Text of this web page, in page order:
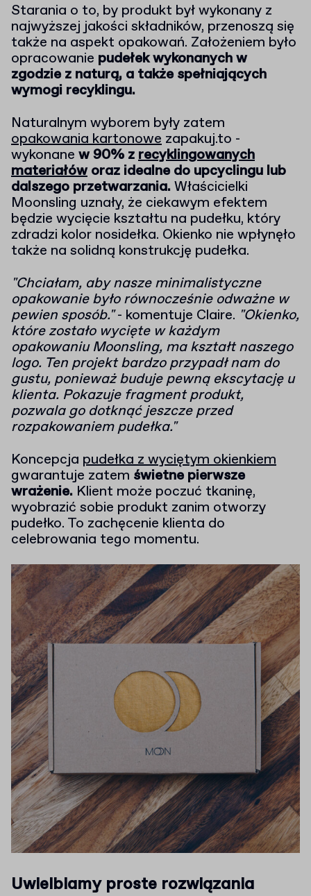
Starania o to, by produkt był wykonany z
najwyższej jakości składników, przenoszą się
także na aspekt opakowań. Założeniem było
opracowanie pudełek wykonanych w
zgodzie z naturą, a także spełniających
wymogi recyklingu.
Naturalnym wyborem były zatem
opakowania kartonowe zapakuj.to -
wykonane w 90% zrecyklingowanych
materiałóworaz idealne do upcyclingu lub
dalszego przetwarzania. Właścicielki
Moonsling uznały, że ciekawym efektem
będzie wycięcie kształtu na pudełku, który
zdradzi kolor nosidełka. Okienko nie wpłynęło
także na solidną konstrukcję pudełka.
"Chciałam, aby nasze minimalistyczne
opakowanie było równocześnie odważne w
pewien sposób."- komentuje Claire. "Okienko,
które zostało wycięte w każdym
opakowaniu Moonsling, ma kształt naszego
logo. Ten projekt bardzo przypadł nam do
gustu, ponieważ buduje pewną ekscytację u
klienta. Pokazuje fragment produkt,
pozwala go dotknąć jeszcze przed
rozpakowaniem pudełka."
Koncepcja pudełka z wyciętym okienkiem
gwarantuje zatem świetne pierwsze
wrażenie. Klient może poczuć tkaninę,
wyobrazić sobie produkt zanim otworzy
pudełko. To zachęcenie klienta do
celebrowania tego momentu.
Uwielbiamy proste rozwiązania